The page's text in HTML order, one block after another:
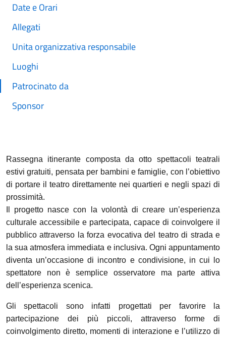
Date e Orari
Allegati
Unita organizzativa responsabile
Luoghi
Patrocinato da
Sponsor
Rassegna itinerante composta da otto spettacoli teatrali
estivi gratuiti, pensata per bambini e famiglie, con l’obiettivo
di portare il teatro direttamente nei quartieri e negli spazi di
prossimità.
Il progetto nasce con la volontà di creare un’esperienza
culturale accessibile e partecipata, capace di coinvolgere il
pubblico attraverso la forza evocativa del teatro di strada e
la sua atmosfera immediata e inclusiva. Ogni appuntamento
diventa un’occasione di incontro e condivisione, in cui lo
spettatore non è semplice osservatore ma parte attiva
dell’esperienza scenica.
Gli spettacoli sono infatti progettati per favorire la
partecipazione dei più piccoli, attraverso forme di
coinvolgimento diretto, momenti di interazione e l’utilizzo di